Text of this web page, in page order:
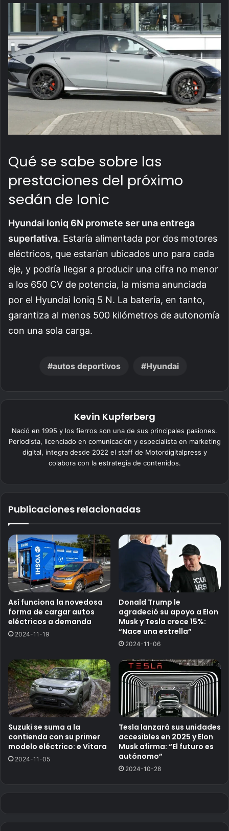
Qué se sabe sobre las
prestaciones del próximo
sedán de Ionic
Hyundai Ioniq 6N promete ser una entrega
superlativa. Estaría alimentada por dos motores
eléctricos, que estarían ubicados uno para cada
eje, y podría llegar a producir una cifra no menor
a los 650 CV de potencia, la misma anunciada
por el Hyundai Ioniq 5 N. La batería, en tanto,
garantiza al menos 500 kilómetros de autonomía
con una sola carga.
autos deportivos Hyundai
Kevin Kupferberg
Nació en 1995 y los fierros son una de sus principales pasiones.
Periodista, licenciado en comunicación y especialista en marketing
digital, integra desde 2022 el staff de Motordigitalpress y
colabora con la estrategia de contenidos.
Publicaciones relacionadas
Así funciona la novedosa
forma de cargar autos
eléctricos a demanda
2024-11-19
Donald Trump le
agradeció su apoyo a Elon
Musk y Tesla crece 15%:
“Nace una estrella”
2024-11-06
Suzuki se suma a la
contienda con su primer
modelo eléctrico: e Vitara
2024-11-05
Tesla lanzará sus unidades
accesibles en 2025 y Elon
Musk afirma: “El futuro es
autónomo”
2024-10-28